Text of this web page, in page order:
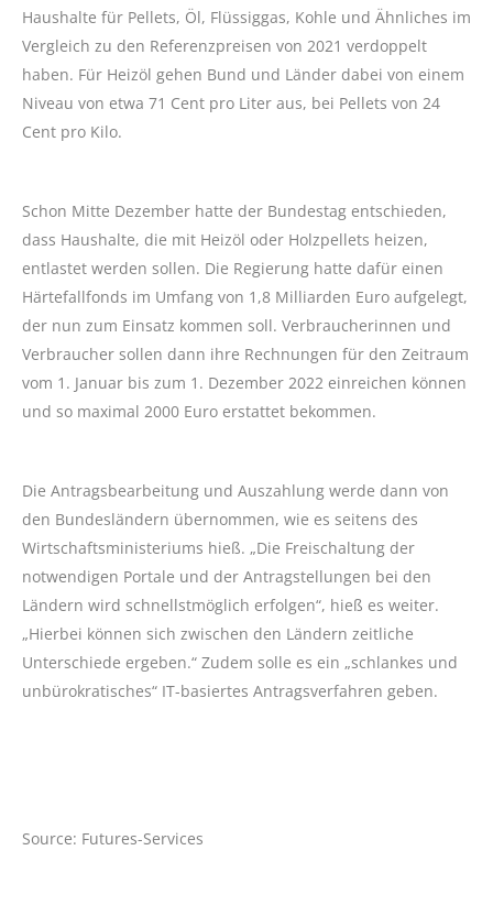
Haushalte für Pellets, Öl, Flüssiggas, Kohle und Ähnliches im
Vergleich zu den Referenzpreisen von 2021 verdoppelt
haben. Für Heizöl gehen Bund und Länder dabei von einem
Niveau von etwa 71 Cent pro Liter aus, bei Pellets von 24
Cent pro Kilo.
Schon Mitte Dezember hatte der Bundestag entschieden,
dass Haushalte, die mit Heizöl oder Holzpellets heizen,
entlastet werden sollen. Die Regierung hatte dafür einen
Härtefallfonds im Umfang von 1,8 Milliarden Euro aufgelegt,
der nun zum Einsatz kommen soll. Verbraucherinnen und
Verbraucher sollen dann ihre Rechnungen für den Zeitraum
vom 1. Januar bis zum 1. Dezember 2022 einreichen können
und so maximal 2000 Euro erstattet bekommen.
Die Antragsbearbeitung und Auszahlung werde dann von
den Bundesländern übernommen, wie es seitens des
Wirtschaftsministeriums hieß. „Die Freischaltung der
notwendigen Portale und der Antragstellungen bei den
Ländern wird schnellstmöglich erfolgen“, hieß es weiter.
„Hierbei können sich zwischen den Ländern zeitliche
Unterschiede ergeben.“ Zudem solle es ein „schlankes und
unbürokratisches“ IT-basiertes Antragsverfahren geben.
Source: Futures-Services